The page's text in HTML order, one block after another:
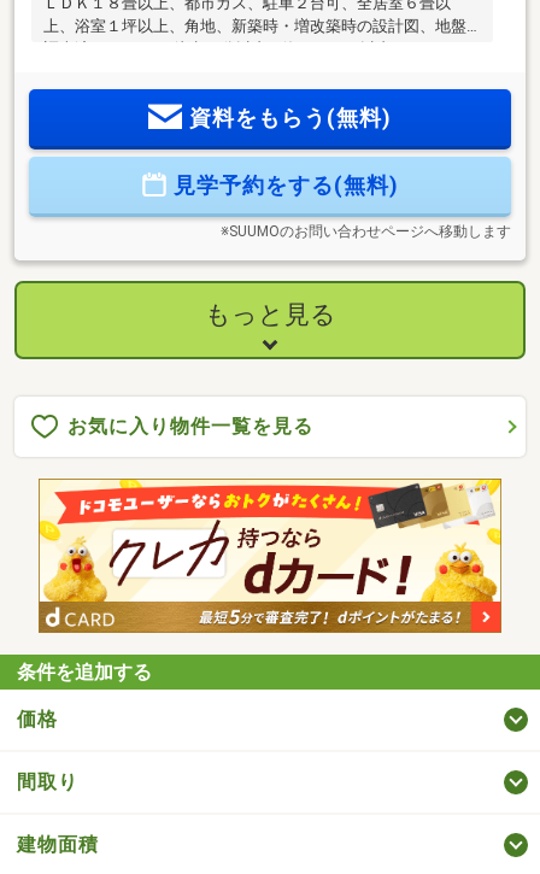
上、浴室１坪以上、角地、新築時・増改築時の設計図、地盤
洗面化粧台、対面式キッチン、トイレ２ヶ所、２階建、温水
洗浄便座、浴室に窓、全居室フローリング、シューズインク
資料をもらう(無料)
見学予約をする(無料)
※SUUMOのお問い合わせページへ移動します
もっと見る
お気に入り物件一覧を見る
条件を追加する
価格
間取り
建物面積